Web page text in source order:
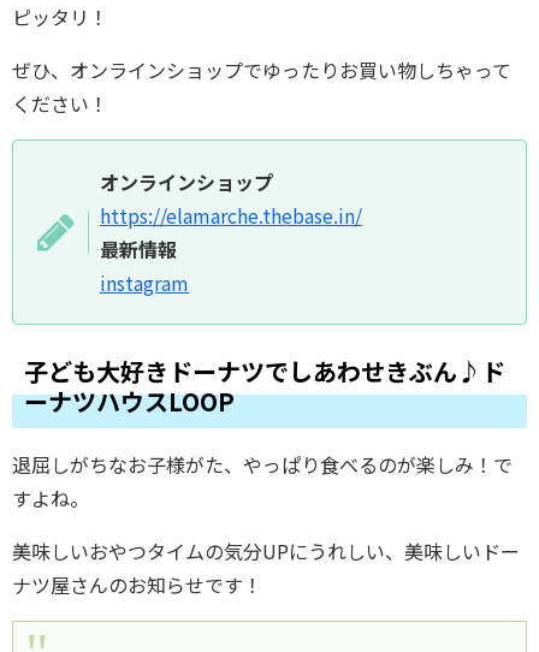
ピッタリ！
ぜひ、オンラインショップでゆったりお買い物しちゃって
ください！
オンラインショップ
https://elamarche.thebase.in/
最新情報
instagram
子ども大好きドーナツでしあわせきぶん♪ド
ーナツハウスLOOP
退屈しがちなお子様がた、やっぱり食べるのが楽しみ！で
すよね。
美味しいおやつタイムの気分UPにうれしい、美味しいドー
ナツ屋さんのお知らせです！